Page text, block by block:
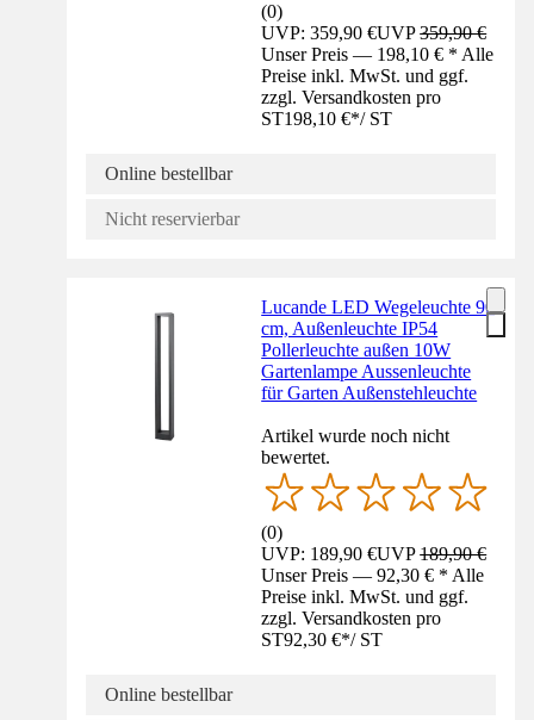
(0)
UVP: 359,90 €UVP359,90 €
Unser Preis — 198,10 € * Alle
Preise inkl. MwSt. und ggf.
zzgl. Versandkosten pro
ST198,10 €*/ ST
Online bestellbar
Nicht reservierbar
Lucande LED Wegeleuchte 90
cm, Außenleuchte IP54
Pollerleuchte außen 10W
Gartenlampe Aussenleuchte
für Garten Außenstehleuchte
Artikel wurde noch nicht
bewertet.
(0)
UVP: 189,90 €UVP189,90 €
Unser Preis — 92,30 € * Alle
Preise inkl. MwSt. und ggf.
zzgl. Versandkosten pro
ST92,30 €*/ ST
Online bestellbar